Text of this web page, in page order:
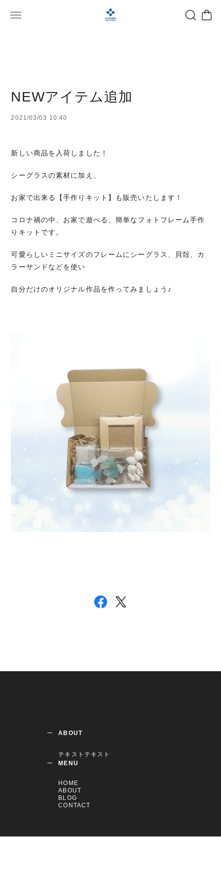
NEWアイテム追加
2021/03/03 10:40
新しい商品を入荷しました！
シーグラスの素材に加え、
お家で出来る【手作りキット】も販売いたします！
コロナ禍の中、お家で遊べる、簡単なフォトフレーム手作
りキットです。
可愛らしいミニサイズのフレームにシーグラス、貝殻、カ
ラーサンドなどを使い
自分だけのオリジナル作品を作ってみましょう♪
ABOUT
テキストテキスト
MENU
HOME
ABOUT
BLOG
CONTACT